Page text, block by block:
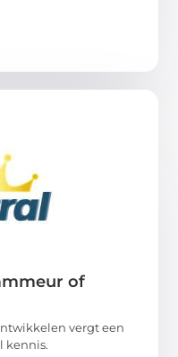
of
vergt een
kennis.